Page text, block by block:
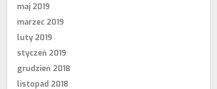
maj 2019
marzec 2019
luty 2019
styczeń 2019
grudzień 2018
listopad 2018